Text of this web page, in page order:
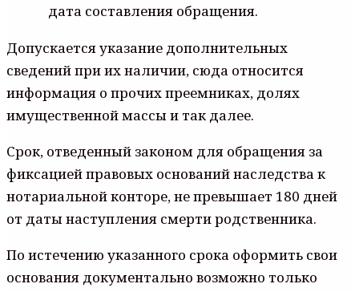
дата составления обращения.
Допускается указание дополнительных
сведений при их наличии, сюда относится
информация о прочих преемниках, долях
имущественной массы и так далее.
Срок, отведенный законом для обращения за
фиксацией правовых оснований наследства к
нотариальной конторе, не превышает 180 дней
от даты наступления смерти родственника.
По истечению указанного срока оформить свои
основания документально возможно только